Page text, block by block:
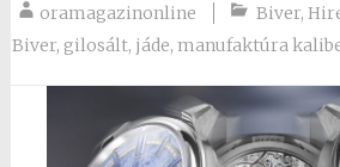
oramagazinonline Biver,
Biver, gilosált, jáde, manufaktúra